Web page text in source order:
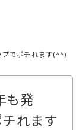
プでポチれます(^^)
も発
れます